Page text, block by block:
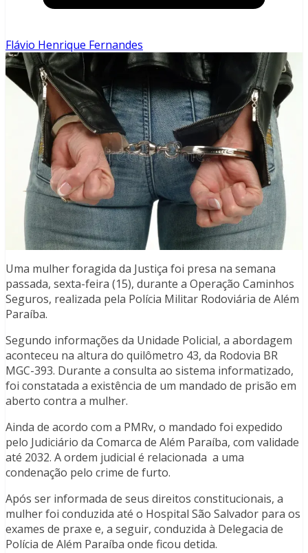
Flávio Henrique Fernandes
Uma mulher foragida da Justiça foi presa na semana
passada, sexta-feira (15), durante a Operação Caminhos
Seguros, realizada pela Polícia Militar Rodoviária de Além
Paraíba.
Segundo informações da Unidade Policial, a abordagem
aconteceu na altura do quilômetro 43, da Rodovia BR
MGC-393. Durante a consulta ao sistema informatizado,
foi constatada a existência de um mandado de prisão em
aberto contra a mulher.
Ainda de acordo com a PMRv, o mandado foi expedido
pelo Judiciário da Comarca de Além Paraíba, com validade
até 2032. A ordem judicial é relacionada a uma
condenação pelo crime de furto.
Após ser informada de seus direitos constitucionais, a
mulher foi conduzida até o Hospital São Salvador para os
exames de praxe e, a seguir, conduzida à Delegacia de
Polícia de Além Paraíba onde ficou detida.